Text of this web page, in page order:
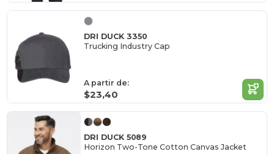
DRI DUCK 3350
Trucking Industry Cap
A partir de:
$23,40
DRI DUCK 5089
Horizon Two-Tone Cotton Canvas Jacket